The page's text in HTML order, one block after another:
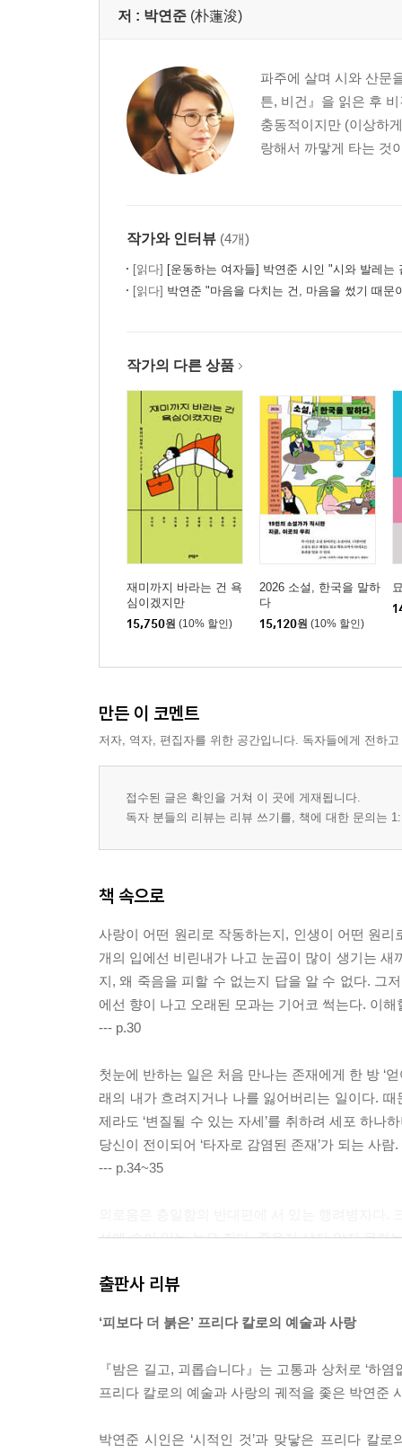
그림번역 - 두 명의 프리다
그림번역 - 물이 나에게 준 것
감히 내가, 말입니다
4부 사랑보다 위에 있는 것
지독하다는 것
그림번역 - 단도로 몇 번 찌른 것뿐
사랑보다 위에 있는 것
행복한 외출, 죽음
이것이 내가 그를 사랑하는 방식이다
그림번역 - 가슴에 디에고의 초상과 눈썹 사이에
그림번역 - 버스에서
참고한 책
저 : 박연준 (朴蓮浚)
파주에 살며 시와 산문
튼, 비건』을 읽은 후
충동적이지만 (이상하
랑해서 까맣게 타는 것
작가와 인터뷰 (4개)
[읽다] [운동하는 여자들] 박연준 시인 "시와 발레는 같은
[읽다] 박연준 "마음을 다치는 건, 마음을 썼기 때문
작가의 다른 상품
재미까지 바라는 건 욕
심이겠지만
15,750원 (10% 할인)
2026 소설, 한국을 말하
다
15,120원 (10% 할인)
만든 이 코멘트
저자, 역자, 편집자를 위한 공간입니다. 독자들에게 전하
접수된 글은 확인을 거쳐 이 곳에 게재됩니다.
독자 분들의 리뷰는 리뷰 쓰기를, 책에 대한 문의는
책 속으로
사랑이 어떤 원리로 작동하는지, 인생이 어떤 원
개의 입에선 비린내가 나고 눈곱이 많이 생기는 새
지, 왜 죽음을 피할 수 없는지 답을 알 수 없다. 그
에선 향이 나고 오래된 모과는 기어코 썩는다. 이해
--- p.30
첫눈에 반하는 일은 처음 만나는 존재에게 한 방 ‘
래의 내가 흐려지거나 나를 잃어버리는 일이다.
제라도 ‘변질될 수 있는 자세’를 취하려 세포 하
당신이 전이되어 ‘타자로 감염된 존재’가 되는 사
--- p.34~35
석에 숨어 있는 늙은 쥐다. 죽을지 살지 알지 못하
--- p.45
프리다 칼로는 여러 번 자기 이마에 디에고 리베
러니 사랑은 수없이 반복되는 ‘전쟁과 평화’다.
은 사랑 뿐”이라고.
출판사 리뷰
‘피보다 더 붉은’ 프리다 칼로의 예술과 사랑
『밤은 길고, 괴롭습니다』는 고통과 상처로 ‘하
프리다 칼로의 예술과 사랑의 궤적을 좇은 박연준
박연준 시인은 ‘시적인 것’과 맞닿은 프리다 칼